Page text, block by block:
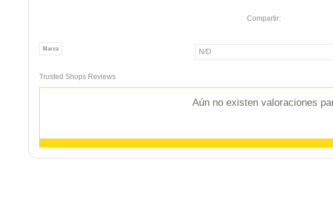
Compartir:
Marca N/D
Trusted Shops Reviews
Aún no existen valoraciones